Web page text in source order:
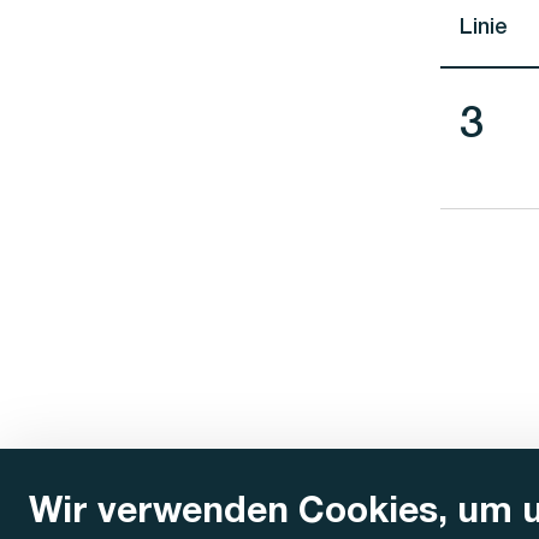
Wir verwenden Cookies, um
Linie
Linie
3